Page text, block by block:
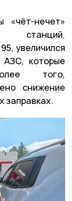
«чёт-нечет»
станций,
увеличился
которые
того,
снижение
заправках.